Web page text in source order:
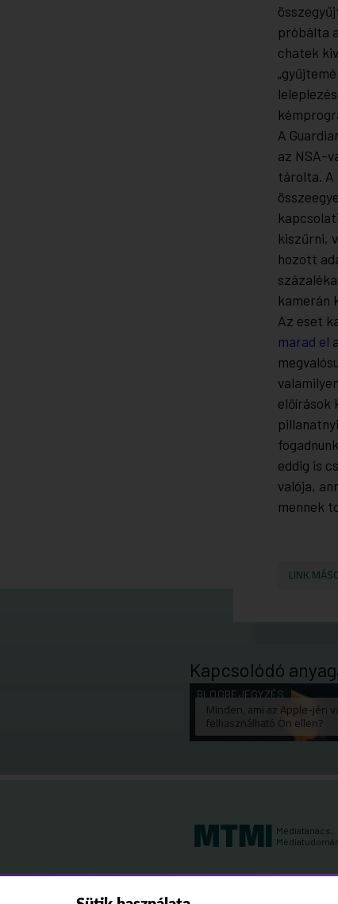
próbálta
chatek
A
az NSA-
tárolta. A
kiszűrni,
hozott
kamerán
Az eset
marad el
előírások
eddig is
valója,
mennek
LINK
Kapcsolódó
BLOGBEJEGYZÉS
Minden, ami az Apple-jén
felhasználható Ön ellen?
Médiatanács,